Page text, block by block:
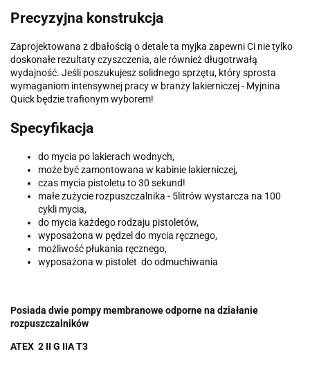
Precyzyjna konstrukcja
Zaprojektowana z dbałością o detale ta myjka zapewni Ci nie tylko
doskonałe rezultaty czyszczenia, ale również długotrwałą
wydajność. Jeśli poszukujesz solidnego sprzętu, który sprosta
wymaganiom intensywnej pracy w branży lakierniczej - Myjnina
Quick będzie trafionym wyborem!
Specyfikacja
do mycia po lakierach wodnych,
może być zamontowana w kabinie lakierniczej,
czas mycia pistoletu to 30 sekund!
małe zużycie rozpuszczalnika - 5litrów wystarcza na 100
cykli mycia,
do mycia każdego rodzaju pistoletów,
wyposażona w pędzel do mycia ręcznego,
możliwość płukania ręcznego,
wyposażona w pistolet do odmuchiwania
Posiada dwie pompy membranowe odporne na działanie
rozpuszczalników
ATEX 2 II G IIA T3